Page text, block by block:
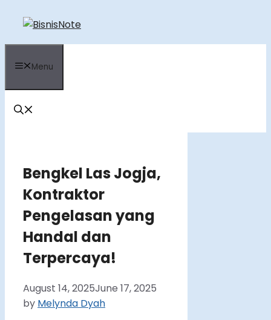
content
Menu
Bengkel Las Jogja,
Kontraktor
Pengelasan yang
Handal dan
Terpercaya!
August 14, 2025June 17, 2025
by Melynda Dyah